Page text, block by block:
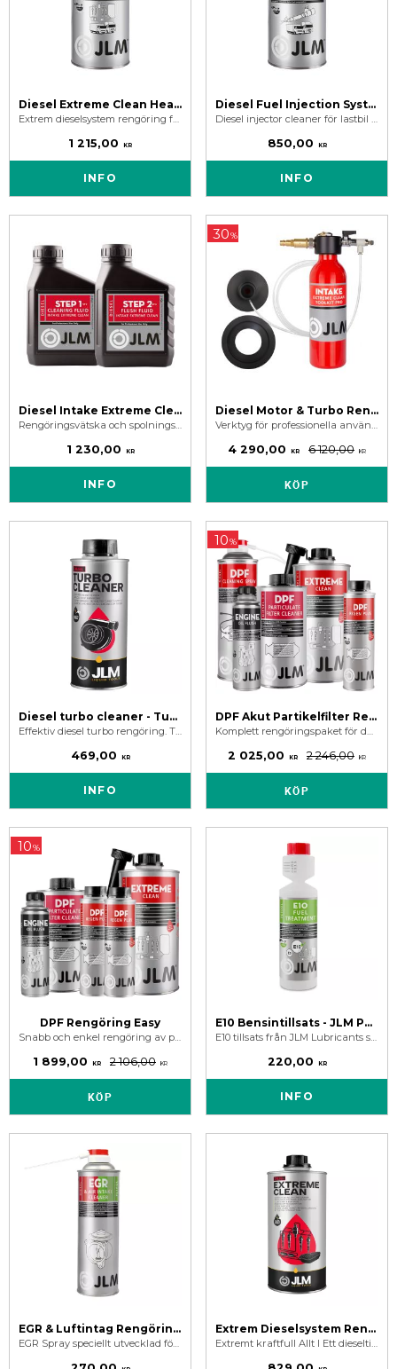
Diesel Extreme Clean Heavy Duty 1 Liter - För Lastbil
Extrem dieselsystem rengöring för lastbil. Rengör bränslesystemet, främjar regenerering av partikelfilter samt hjälper hålla katalysator och EGR ren.
1 215,00 KR
INFO
Diesel Fuel Injection System Cleaner Heavy Duty 1 Liter - För lastbil
Diesel injector cleaner för lastbil rengör injektorer och återställer sprutmönster. 1 liter behandlar 500 liter diesel.
850,00 KR
INFO
Diesel Intake Extreme Clean Fluid Pack
Rengöringsvätska och spolningsvätska för användning till JLM Diesel Intake Extreme Toolkit Pro. För rengöring & spolning av sotig motor.
1 230,00 KR
INFO
Diesel Motor & Turbo Rengöringsverktyg - JLM Diesel Intake Extreme Toolkit Pro
Verktyg för professionella användare för rengöring av dieselmotorer som är igensatta av sot i luftintag, egr, förbränningskammare, ventiler och turbo.
4 290,00 KR 6 120,00 KR
30%
KÖP
Diesel turbo cleaner - Turbo rengöring
Effektiv diesel turbo rengöring. Turbo rengöringsmedel som tar bort beläggningar och förbättrar prestanda i variabel turbo geometri.
469,00 KR
INFO
DPF Akut Partikelfilter Rengöring
Komplett rengöringspaket för dpf rengöring och motor.
2 025,00 KR 2 246,00 KR
10%
KÖP
DPF Rengöring Easy
Snabb och enkel rengöring av partikelfilter med vårt DPF rengöringspaket. Bara tanka, fyll på och kör.
1 899,00 KR 2 106,00 KR
10%
KÖP
E10 Bensintillsats - JLM Petrol E10 Fuel Treatment 250 ml
E10 tillsats från JLM Lubricants som är en heltäckande bensintillsats för att skydda mot skadliga effekter av etanol i E5 och E10 bränslen.
220,00 KR
INFO
EGR & Luftintag Rengöringsspray för diesel och bensin 500 ml
EGR Spray speciellt utvecklad för att ta bort sot i diesel/bensinmotor & avlagringar i luftintag, förgasare och EGR ventil.
Extrem Dieselsystem Rengöring - JLM Diesel Extreme Clean
Extremt kraftfull Allt I Ett dieseltillsats för rengöring, återställning och underhåll av dieselbränslesystemets komponenter mot sot & beläggningar.